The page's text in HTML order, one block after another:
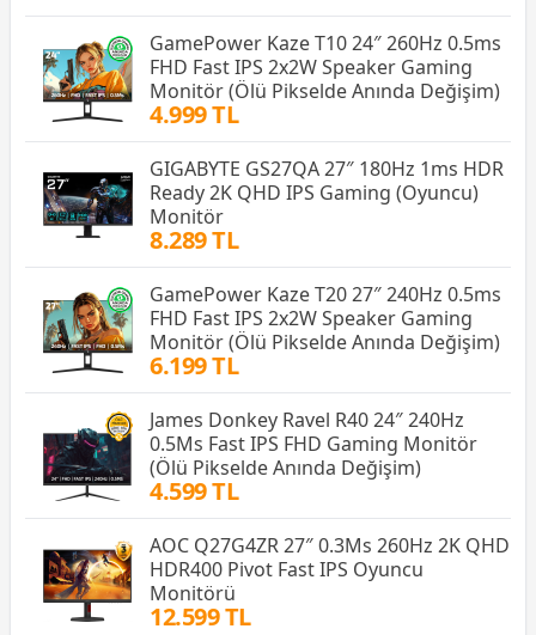
GamePower Kaze T10 24″ 260Hz 0.5ms
FHD Fast IPS 2x2W Speaker Gaming
Monitör (Ölü Pikselde Anında Değişim)
4.999 TL
GIGABYTE GS27QA 27″ 180Hz 1ms HDR
Ready 2K QHD IPS Gaming (Oyuncu)
Monitör
8.289 TL
GamePower Kaze T20 27″ 240Hz 0.5ms
FHD Fast IPS 2x2W Speaker Gaming
Monitör (Ölü Pikselde Anında Değişim)
6.199 TL
James Donkey Ravel R40 24″ 240Hz
0.5Ms Fast IPS FHD Gaming Monitör
(Ölü Pikselde Anında Değişim)
4.599 TL
AOC Q27G4ZR 27″ 0.3Ms 260Hz 2K QHD
HDR400 Pivot Fast IPS Oyuncu
Monitörü
12.599 TL